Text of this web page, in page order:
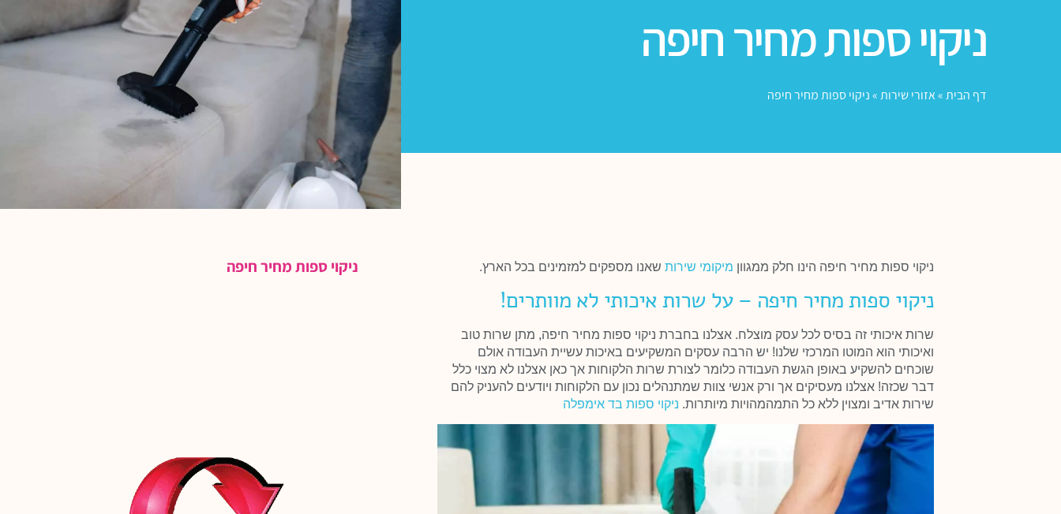
ניקוי ספות מחיר חיפה
דף הבית»אזורי שירות»ניקוי ספות מחיר חיפה
ניקוי ספות מחיר חיפה הינו חלק ממגוון מיקומי שירות שאנו מספקים למזמינים בכל הארץ.
ניקוי ספות מחיר חיפה – על שרות איכותי לא מוותרים!
שרות איכותי זה בסיס לכל עסק מוצלח. אצלנו בחברת ניקוי ספות מחיר חיפה, מתן שרות טוב
ואיכותי הוא המוטו המרכזי שלנו! יש הרבה עסקים המשקיעים באיכות עשיית העבודה אולם
שוכחים להשקיע באופן הגשת העבודה כלומר לצורת שרות הלקוחות אך כאן אצלנו לא מצוי כלל
דבר שכזה! אצלנו מעסיקים אך ורק אנשי צוות שמתנהלים נכון עם הלקוחות ויודעים להעניק להם
שירות אדיב ומצוין ללא כל התמהמהויות מיותרות. ניקוי ספות בד אימפלה
ניקוי ספות מחיר חיפה